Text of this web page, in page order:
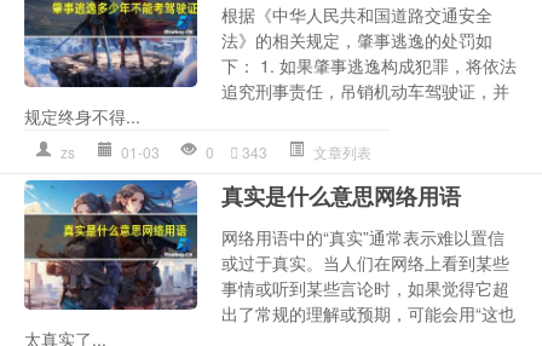
根据《中华人民共和国道路交通安全
法》的相关规定，肇事逃逸的处罚如
下： 1. 如果肇事逃逸构成犯罪，将依法
追究刑事责任，吊销机动车驾驶证，并
规定终身不得...
zs 01-03 0 343 文章列表
真实是什么意思网络用语
网络用语中的“真实”通常表示难以置信
或过于真实。当人们在网络上看到某些
事情或听到某些言论时，如果觉得它超
出了常规的理解或预期，可能会用“这也
太真实了...